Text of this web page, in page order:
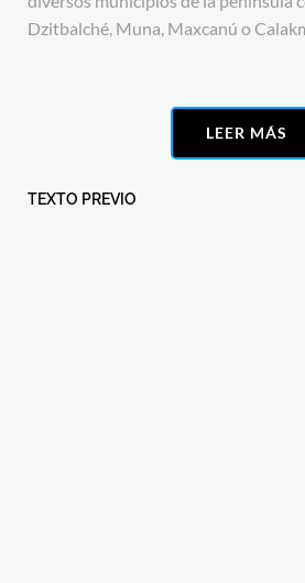
Dzitbalché, Muna, Maxcanú o
LEER MÁS
Post
TEXTO PREVIO